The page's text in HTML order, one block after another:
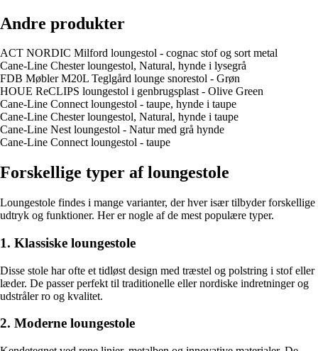
Andre produkter
ACT NORDIC Milford loungestol - cognac stof og sort metal
Cane-Line Chester loungestol, Natural, hynde i lysegrå
FDB Møbler M20L Teglgård lounge snorestol - Grøn
HOUE ReCLIPS loungestol i genbrugsplast - Olive Green
Cane-Line Connect loungestol - taupe, hynde i taupe
Cane-Line Chester loungestol, Natural, hynde i taupe
Cane-Line Nest loungestol - Natur med grå hynde
Cane-Line Connect loungestol - taupe
Forskellige typer af loungestole
Loungestole findes i mange varianter, der hver især tilbyder forskellige
udtryk og funktioner. Her er nogle af de mest populære typer.
1. Klassiske loungestole
Disse stole har ofte et tidløst design med træstel og polstring i stof eller
læder. De passer perfekt til traditionelle eller nordiske indretninger og
udstråler ro og kvalitet.
2. Moderne loungestole